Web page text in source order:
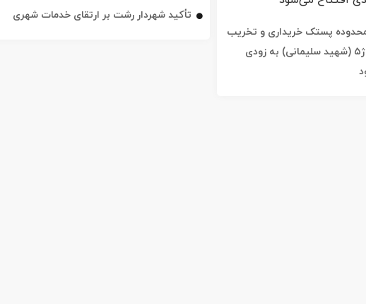
محدوده پستک خریداری و تخریب
شد / خیابان ژ۵ (شهید سلیمانی) به زودی
تأکید شهردار رشت بر ارتقای خدمات شهری